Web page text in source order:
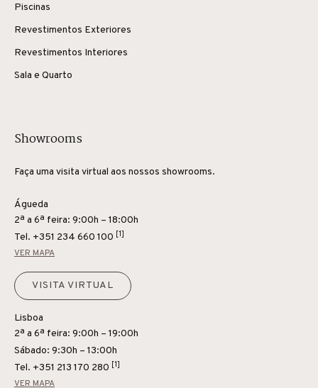
Piscinas
Revestimentos Exteriores
Revestimentos Interiores
Sala e Quarto
Showrooms
Faça uma visita virtual aos nossos showrooms.
Águeda
2ª a 6ª feira: 9:00h – 18:00h
Tel. +351 234 660 100 [1]
VER MAPA
VISITA VIRTUAL
Lisboa
2ª a 6ª feira: 9:00h – 19:00h
Sábado: 9:30h – 13:00h
Tel. +351 213 170 280 [1]
VER MAPA